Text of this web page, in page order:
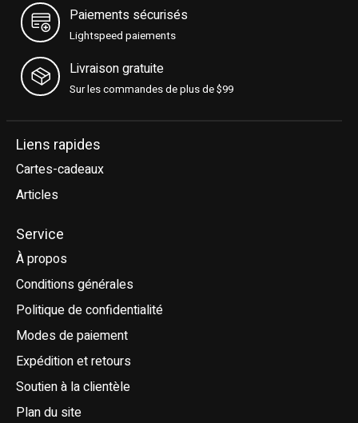
Paiements sécurisés
Lightspeed paiements
Livraison gratuite
Sur les commandes de plus de $99
Liens rapides
Cartes-cadeaux
Articles
Service
À propos
Conditions générales
Politique de confidentialité
Modes de paiement
Expédition et retours
Soutien à la clientèle
Plan du site